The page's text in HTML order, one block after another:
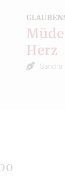
Herz
Sandra